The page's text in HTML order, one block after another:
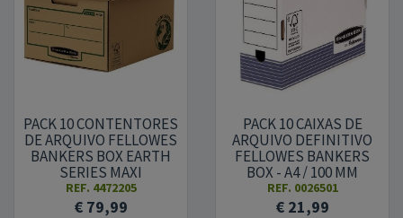
PACK 10 CONTENTORES
DE ARQUIVO FELLOWES
BANKERS BOX EARTH
SERIES MAXI
REF. 4472205
€ 79,99
PACK 10 CAIXAS DE
ARQUIVO DEFINITIVO
FELLOWES BANKERS
BOX - A4 / 100 MM
REF. 0026501
€ 21,99